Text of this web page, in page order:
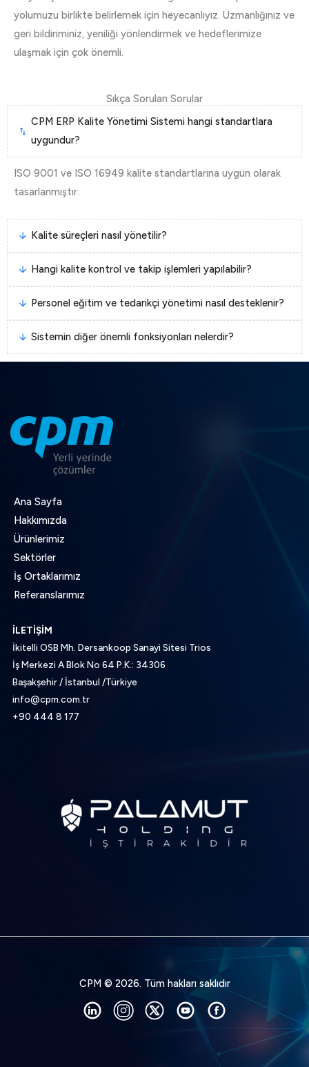
yolumuzu birlikte belirlemek için heyecanlıyız. Uzmanlığınız ve
geri bildiriminiz, yeniliği yönlendirmek ve hedeflerimize
ulaşmak için çok önemli.
Sıkça Sorulan Sorular
CPM ERP Kalite Yönetimi Sistemi hangi standartlara
uygundur?
ISO 9001 ve ISO 16949 kalite standartlarına uygun olarak
tasarlanmıştır.
Kalite süreçleri nasıl yönetilir?
Hangi kalite kontrol ve takip işlemleri yapılabilir?
Personel eğitim ve tedarikçi yönetimi nasıl desteklenir?
Sistemin diğer önemli fonksiyonları nelerdir?
Ana Sayfa
Hakkımızda
Ürünlerimiz
Sektörler
İş Ortaklarımız
Referanslarımız
İLETİŞİM
İkitelli OSB Mh. Dersankoop Sanayi Sitesi Trios
İş Merkezi A Blok No 64 P.K.: 34306
Başakşehir / İstanbul /Türkiye
info@cpm.com.tr
+90 444 8 177
CPM © 2026. Tüm hakları saklıdır